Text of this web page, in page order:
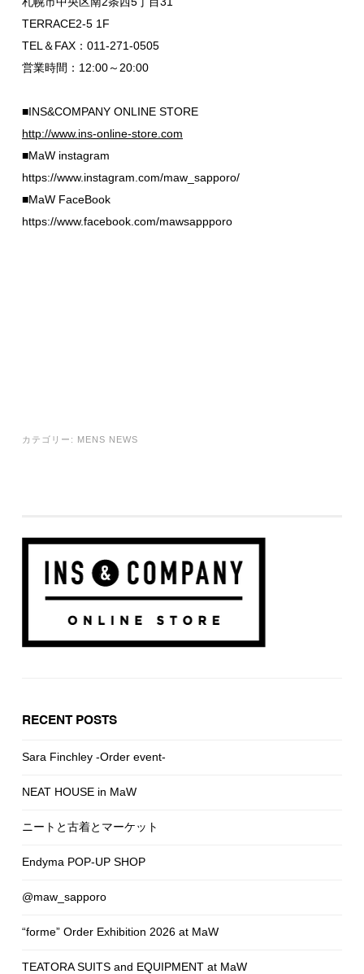
TERRACE2-5 1F
TEL＆FAX：011-271-0505
営業時間：12:00～20:00
■INS&COMPANY ONLINE STORE
http://www.ins-online-store.com
■MaW instagram
https://www.instagram.com/maw_sapporo/
■MaW FaceBook
https://www.facebook.com/mawsappporo
カテゴリー: MENS NEWS
RECENT POSTS
Sara Finchley -Order event-
NEAT HOUSE in MaW
ニートと古着とマーケット
Endyma POP-UP SHOP
@maw_sapporo
“forme” Order Exhibition 2026 at MaW
TEATORA SUITS and EQUIPMENT at MaW